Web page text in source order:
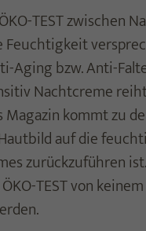
TEST zwischen
Aging bzw. Anti-
Nachtcreme
kommt zu
auf die
zurückzuführen
TEST von